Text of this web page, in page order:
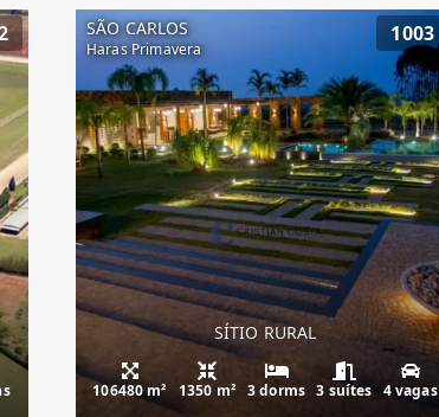
SÃO CARLOS
Haras Primavera
1003
SÍTIO RURAL
106480 m² 1350 m² 3 dorms 3 suítes 4 vagas